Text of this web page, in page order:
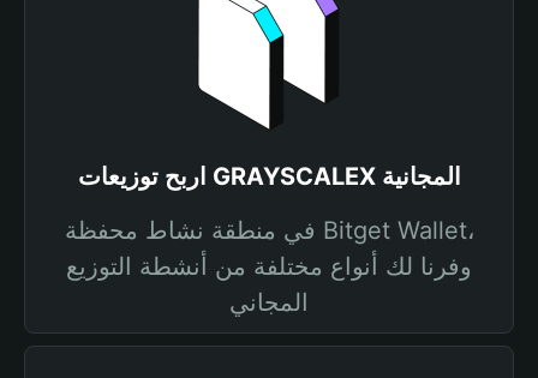
اربح توزيعات GRAYSCALEX المجانية
في منطقة نشاط محفظة Bitget Wallet،
وفرنا لك أنواع مختلفة من أنشطة التوزيع
المجاني